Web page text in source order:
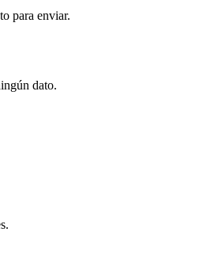
para enviar.
dato.